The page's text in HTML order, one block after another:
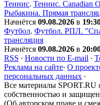
Теннис. Теннис. Сanadian
Рыбакина. Прямая
Начнётся 09.08.2026 в
Футбол. Футбол. РПЛ.
трансляция
Начнётся 09.08.2026 в
RSS · Новости по E-mail ·
Реклама на сайте· О
персональных данных ·
Все материалы SPORT.RU
собственностью и
(Об авторском праве и